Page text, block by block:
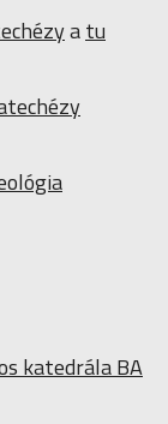
atu
katedrála BA